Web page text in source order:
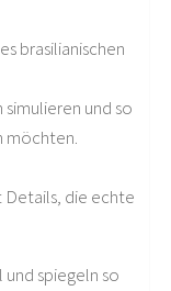
brasilianischen
und so
möchten.
Details, die echte
spiegeln so